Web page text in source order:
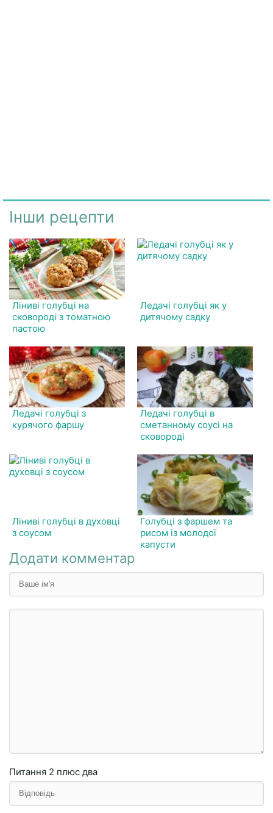
Інши рецепти
Ліниві голубці на
сковороді з томатною
пастою
Ледачі голубці як у
дитячому садку
Ледачі голубці з
курячого фаршу
Ледачі голубці в
сметанному соусі на
сковороді
Ліниві голубці в духовці
з соусом
Голубці з фаршем та
рисом із молодої
капусти
Додати комментар
Питання 2 плюc двa